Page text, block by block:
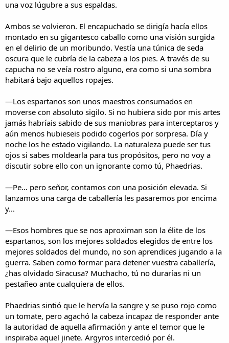
una voz lúgubre a sus espaldas.
Ambos se volvieron. El encapuchado se dirigía hacía ellos
montado en su gigantesco caballo como una visión surgida
en el delirio de un moribundo. Vestía una túnica de seda
oscura que le cubría de la cabeza a los pies. A través de su
capucha no se veía rostro alguno, era como si una sombra
habitará bajo aquellos ropajes.
—Los espartanos son unos maestros consumados en
moverse con absoluto sigilo. Si no hubiera sido por mis artes
jamás habríais sabido de sus maniobras para interceptaros y
aún menos hubieseis podido cogerlos por sorpresa. Día y
noche los he estado vigilando. La naturaleza puede ser tus
ojos si sabes moldearla para tus propósitos, pero no voy a
discutir sobre ello con un ignorante como tú, Phaedrias.
—Pe… pero señor, contamos con una posición elevada. Si
lanzamos una carga de caballería les pasaremos por encima
y...
—Esos hombres que se nos aproximan son la élite de los
espartanos, son los mejores soldados elegidos de entre los
mejores soldados del mundo, no son aprendices jugando a la
guerra. Saben como formar para detener vuestra caballería,
¿has olvidado Siracusa? Muchacho, tú no durarías ni un
pestañeo ante cualquiera de ellos.
Phaedrias sintió que le hervía la sangre y se puso rojo como
un tomate, pero agachó la cabeza incapaz de responder ante
la autoridad de aquella afirmación y ante el temor que le
inspiraba aquel jinete. Argyros intercedió por él.